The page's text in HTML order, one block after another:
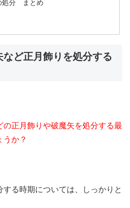
処分 まとめ
ど正月飾りを処分する
の正月飾りや破魔矢を処分する最
うか？
る時期については、しっかりと